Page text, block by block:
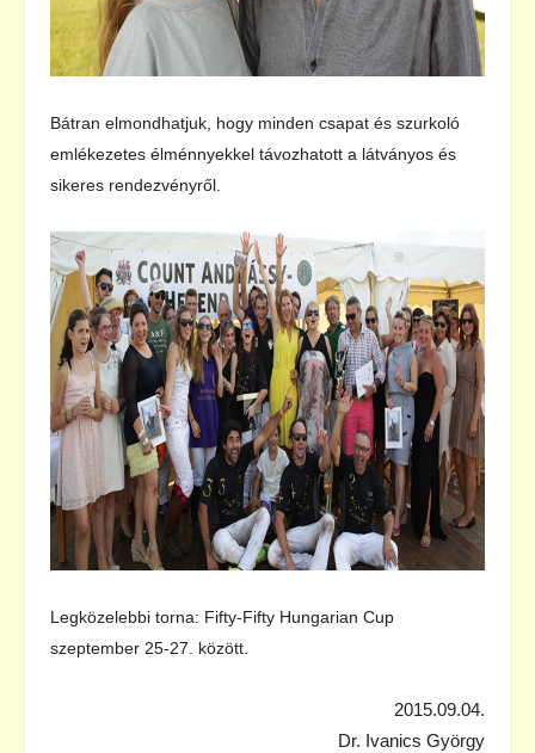
Bátran elmondhatjuk, hogy minden csapat és szurkoló
emlékezetes élménnyekkel távozhatott a látványos és
sikeres rendezvényről.
Legközelebbi torna: Fifty-Fifty Hungarian Cup
szeptember 25-27. között.
2015.09.04.
Dr. Ivanics György